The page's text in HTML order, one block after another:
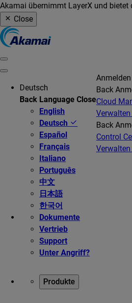
Akamai übernimmt LayerX und bietet
Close
Deutsch
Back Language Close
English
Deutsch
Español
Français
Italiano
Português
中文
日本語
한국어
Dokumente
Vertrieb
Support
Unter Angriff?
Anmelden
Back
Cloud
Back
Control
Produkte